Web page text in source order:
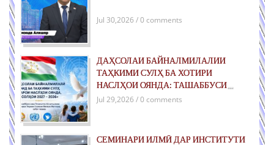
Jul 30,2026 / 0 comments
ДАҲСОЛАИ БАЙНАЛМИЛАЛИИ
ТАҲКИМИ СУЛҲ БА ХОТИРИ
НАСЛҲОИ ОЯНДА: ТАШАББУСИ
ҶАҲОНИИ ҶУМҲУРИИ ТОҶИКИСТОН
Jul 29,2026 / 0 comments
СЕМИНАРИ ИЛМӢ ДАР ИНСТИТУТИ